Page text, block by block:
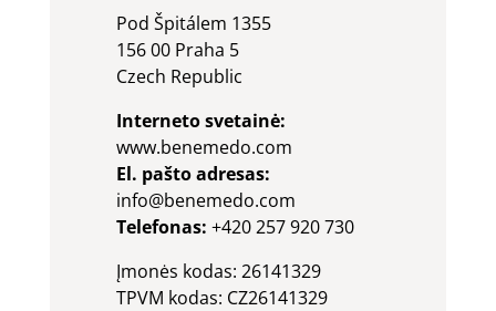
Pod Špitálem 1355
156 00 Praha 5
Czech Republic
Interneto svetainė:
www.benemedo.com
El. pašto adresas:
info@benemedo.com
Telefonas: +420 257 920 730
Įmonės kodas: 26141329
TPVM kodas: CZ26141329